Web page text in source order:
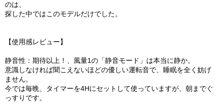
のは、
探した中ではこのモデルだけでした。
【使用感レビュー】
静音性：期待以上！、風量1の「静音モード」は本当に静か。
意識しなければ聞こえないほどの優しい運転音で、睡眠を全く妨げ
ません。
今では毎晩、タイマーを4Hにセットして使っていますが、朝までぐ
っすりです。